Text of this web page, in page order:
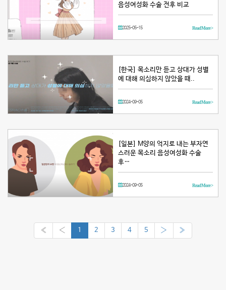
음성여성화 수술 전후 비교
2025-05-15 Read More >
[한국] 목소리만 듣고 상대가 성별
에 대해 의심하지 않았을 때..
2024-09-05 Read More >
[일본] M양의 억지로 내는 부자연
스러운 목소리 음성여성화 수술
후…
2024-09-05 Read More >
« ‹ 1 2 3 4 5 › »